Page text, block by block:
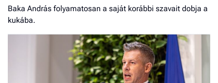
Baka András folyamatosan a saját korábbi szavait dobja a
kukába.